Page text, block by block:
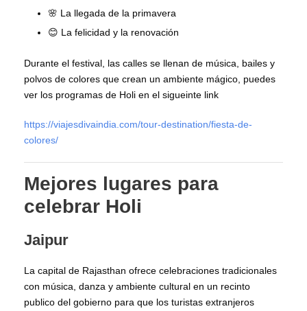
🌸 La llegada de la primavera
😊 La felicidad y la renovación
Durante el festival, las calles se llenan de música, bailes y
polvos de colores que crean un ambiente mágico, puedes
ver los programas de Holi en el sigueinte link
https://viajesdivaindia.com/tour-destination/fiesta-de-
colores/
Mejores lugares para
celebrar Holi
Jaipur
La capital de Rajasthan ofrece celebraciones tradicionales
con música, danza y ambiente cultural en un recinto
publico del gobierno para que los turistas extranjeros